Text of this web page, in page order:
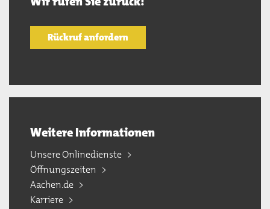
Rückruf anfordern
Weitere Informationen
Unsere Onlinedienste
Öffnungszeiten
Aachen.de
Karriere